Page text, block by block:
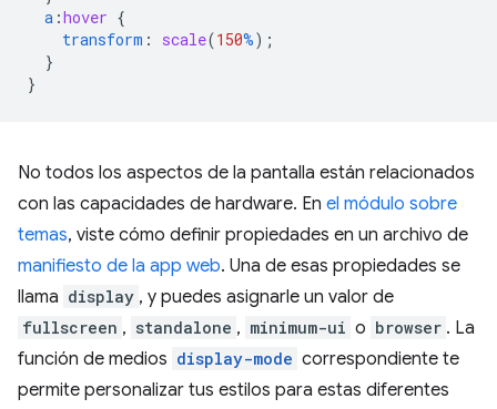
a :hover {
transform : scale(150%);
}
}
No todos los aspectos de la pantalla están relacionados
con las capacidades de hardware. En el módulo sobre
temas, viste cómo definir propiedades en un archivo de
manifiesto de la app web. Una de esas propiedades se
llama display , y puedes asignarle un valor de
fullscreen , standalone , minimum-ui o browser . La
función de medios display-mode correspondiente te
permite personalizar tus estilos para estas diferentes